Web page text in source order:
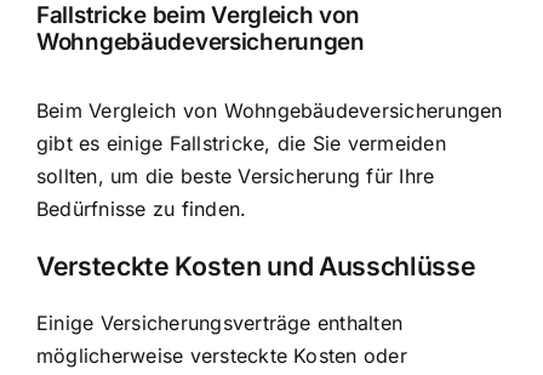
Fallstricke beim Vergleich von
Wohngebäudeversicherungen
Beim Vergleich von Wohngebäudeversicherungen
gibt es einige Fallstricke, die Sie vermeiden
sollten, um die beste Versicherung für Ihre
Bedürfnisse zu finden.
Versteckte Kosten und Ausschlüsse
Einige Versicherungsverträge enthalten
möglicherweise versteckte Kosten oder